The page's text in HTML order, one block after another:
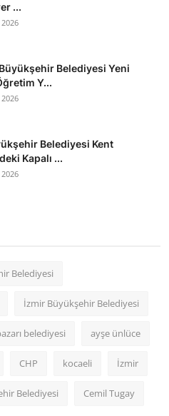
...
Belediyesi Yeni
Y...
Belediyesi Kent
Kapalı ...
Belediyesi
İzmir Büyükşehir Belediyesi
belediyesi ayşe ünlüce
CHP kocaeli İzmir
Belediyesi Cemil Tugay